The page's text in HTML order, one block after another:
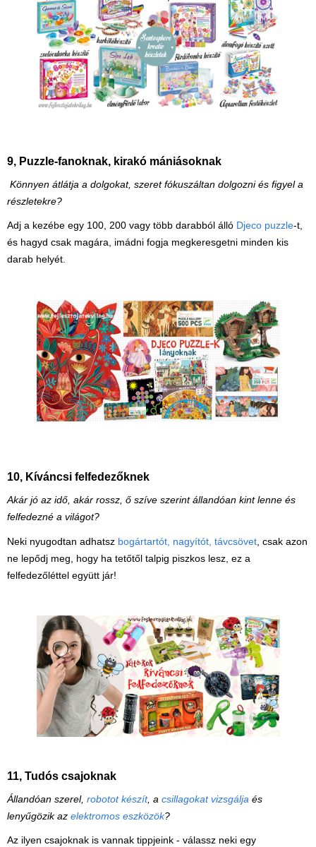
9, Puzzle-fanoknak, kirakó mániásoknak
Könnyen átlátja a dolgokat, szeret fókuszáltan dolgozni és figyel a
részletekre?
Adj a kezébe egy 100, 200 vagy több darabból álló Djeco puzzle-t,
és hagyd csak magára, imádni fogja megkeresgetni minden kis
darab helyét.
10, Kíváncsi felfedezőknek
Akár jó az idő, akár rossz, ő szíve szerint állandóan kint lenne és
felfedezné a világot?
Neki nyugodtan adhatsz bogártartót, nagyítót, távcsövet , csak azon
ne lepődj meg, hogy ha tetőtől talpig piszkos lesz, ez a
felfedezőléttel együtt jár!
11, Tudós csajoknak
Állandóan szerel, robotot készít, a csillagokat vizsgálja és
lenyűgözik az elektromos eszközök?
Az ilyen csajoknak is vannak tippjeink - válassz neki egy